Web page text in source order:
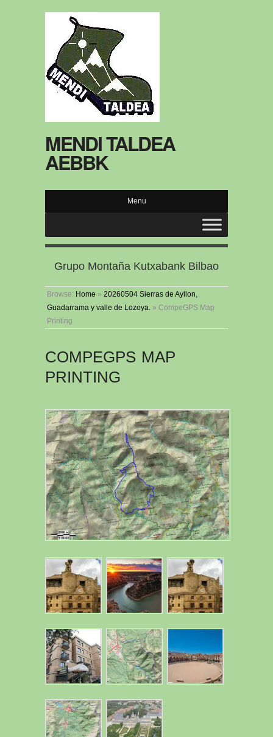
MENDI TALDEA
AEBBK
Menu
Grupo Montaña Kutxabank Bilbao
Browse: Home » 20260504 Sierras de Ayllon,
Guadarrama y valle de Lozoya.
» CompeGPS Map
Printing
COMPEGPS MAP
PRINTING